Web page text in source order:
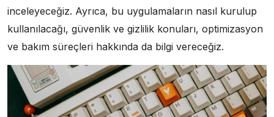
inceleyeceğiz. Ayrıca, bu uygulamaların nasıl kurulup
kullanılacağı, güvenlik ve gizlilik konuları, optimizasyon
ve bakım süreçleri hakkında da bilgi vereceğiz.